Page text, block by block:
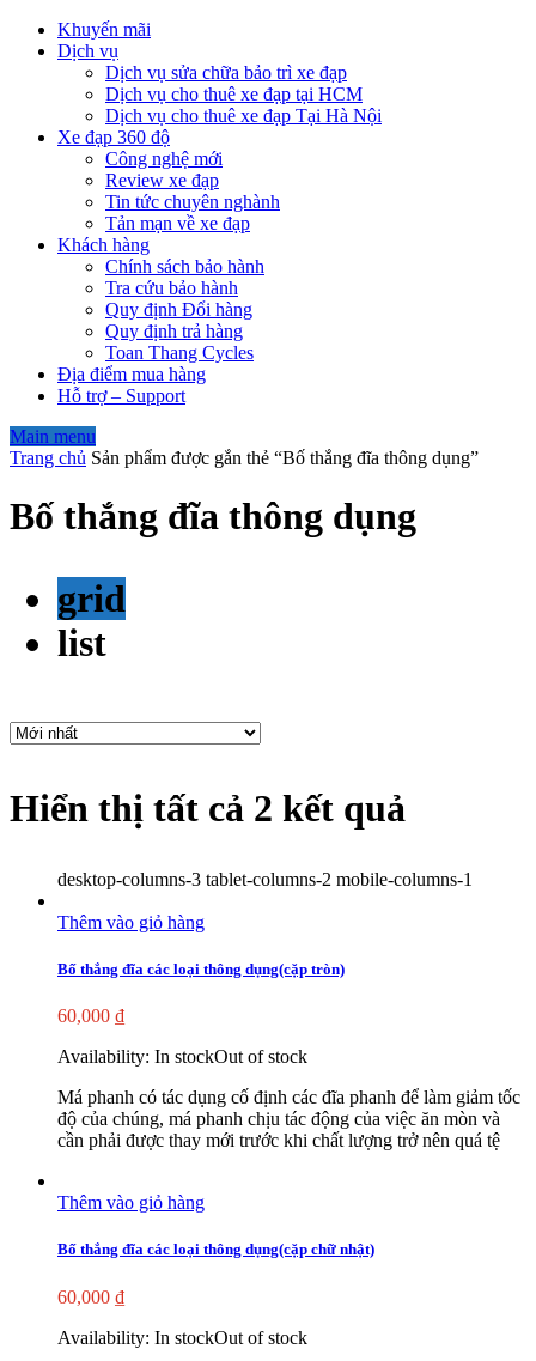
Khuyến mãi
Dịch vụ
Dịch vụ sửa chữa bảo trì xe đạp
Dịch vụ cho thuê xe đạp tại HCM
Dịch vụ cho thuê xe đạp Tại Hà Nội
Xe đạp 360 độ
Công nghệ mới
Review xe đạp
Tin tức chuyên nghành
Tản mạn về xe đạp
Khách hàng
Chính sách bảo hành
Tra cứu bảo hành
Quy định Đổi hàng
Quy định trả hàng
Toan Thang Cycles
Địa điểm mua hàng
Hỗ trợ – Support
Main menu
Trang chủ Sản phẩm được gắn thẻ “Bố thắng đĩa thông dụng”
Bố thắng đĩa thông dụng
grid
list
Hiển thị tất cả 2 kết quả
desktop-columns-3 tablet-columns-2 mobile-columns-1
Thêm vào giỏ hàng
Bố thắng đĩa các loại thông dụng(cặp tròn)
60,000 ₫
Availability: In stockOut of stock
Má phanh có tác dụng cố định các đĩa phanh để làm giảm tốc
độ của chúng, má phanh chịu tác động của việc ăn mòn và
cần phải được thay mới trước khi chất lượng trở nên quá tệ
Thêm vào giỏ hàng
Bố thắng đĩa các loại thông dụng(cặp chữ nhật)
60,000 ₫
Availability: In stockOut of stock